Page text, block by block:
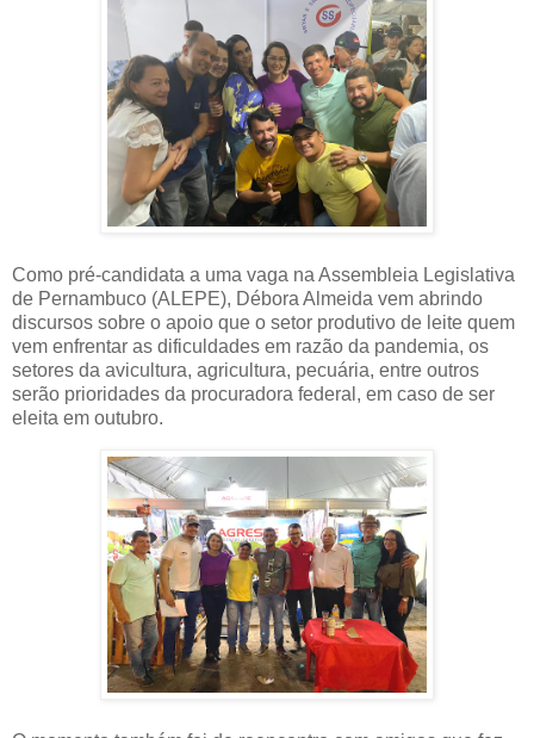
Como pré-candidata a uma vaga na Assembleia Legislativa
de Pernambuco (ALEPE), Débora Almeida vem abrindo
discursos sobre o apoio que o setor produtivo de leite quem
vem enfrentar as dificuldades em razão da pandemia, os
setores da avicultura, agricultura, pecuária, entre outros
serão prioridades da procuradora federal, em caso de ser
eleita em outubro.